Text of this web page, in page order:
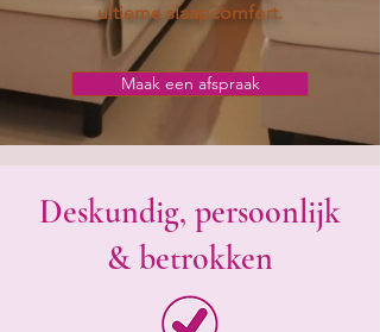
ultieme slaapcomfort.
Maak een afspraak
Deskundig, persoonlijk
& betrokken